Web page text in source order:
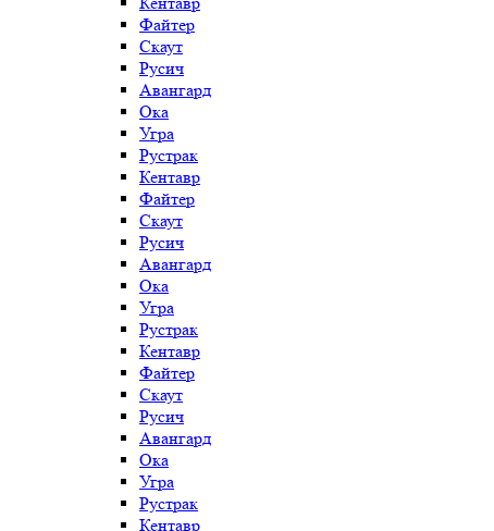
Файтер
Скаут
Русич
Авангард
Ока
Угра
Рустрак
Кентавр
Файтер
Скаут
Русич
Авангард
Ока
Угра
Рустрак
Кентавр
Файтер
Скаут
Русич
Авангард
Ока
Угра
Рустрак
Кентавр